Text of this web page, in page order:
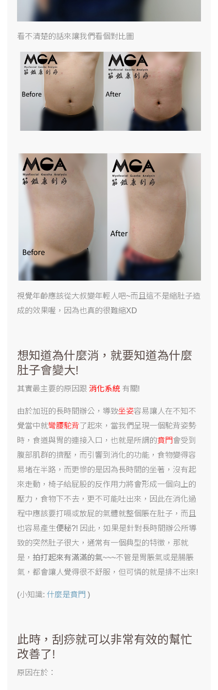
看不清楚的話來讓我們看個對比圖
視覺年齡應該從大叔變年輕人吧~而且這不是縮肚子造
成的效果喔，因為也真的很難縮XD
想知道為什麼消，就要知道為什麼
肚子會變大!
其實最主要的原因跟消化系統 有關!
由於加班的長時間辦公，導致坐姿容易讓人在不知不
覺當中就彎腰駝背了起來，當我們呈現一個駝背姿勢
時，食道與胃的連接入口，也就是所謂的賁門會受到
腹部肌群的擠壓，而引響到消化的功能，食物變得容
易堵在半路，而更慘的是因為長時間的坐著，沒有起
來走動，椅子給屁股的反作用力將會形成一個向上的
壓力，食物下不去，更不可能吐出來，因此在消化過
程中應該要打嗝或放屁的氣體就整個脹在肚子，而且
也容易產生便秘?! 因此，如果是針對長時間辦公所導
致的突然肚子很大，通常有一個典型的特徵，那就
是，拍打起來有滿滿的氣~~~不管是胃脹氣或是腸脹
氣，都會讓人覺得很不舒服，但可憐的就是排不出來!
(小知識:什麼是賁門 )
此時，刮痧就可以非常有效的幫忙
改善了!
原因在於：